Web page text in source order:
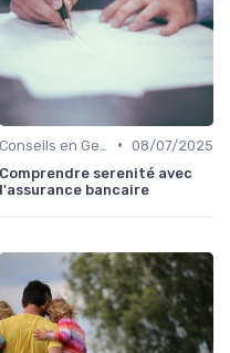
• 08/07/2025
Comprendre serenité avec
l'assurance bancaire